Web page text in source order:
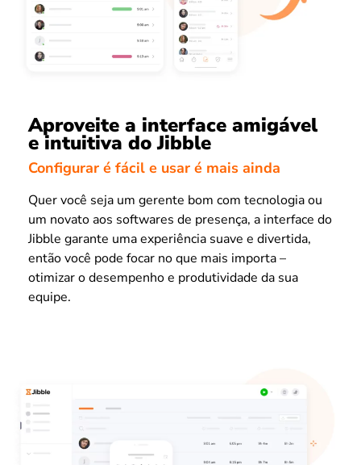
Aproveite a interface amigável
e intuitiva do Jibble
Configurar é fácil e usar é mais ainda
Quer você seja um gerente bom com tecnologia ou
um novato aos softwares de presença, a interface do
Jibble garante uma experiência suave e divertida,
então você pode focar no que mais importa –
otimizar o desempenho e produtividade da sua
equipe.